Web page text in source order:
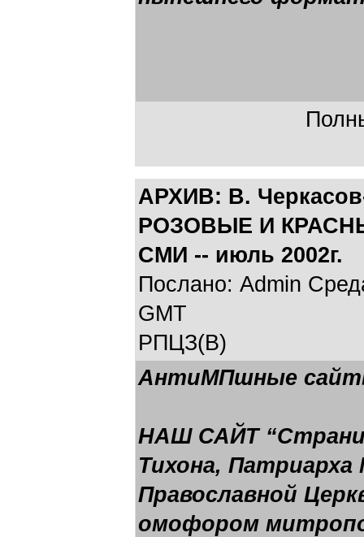
АРХИВ: В.
РОЗОВЫЕ И
СМИ -- июль 2002г.
Послано: Admin
GMT
РПЦЗ(В)
АнтиМПшные
НАШ САЙТ
Тихона, Патриарха
Православной
омофором